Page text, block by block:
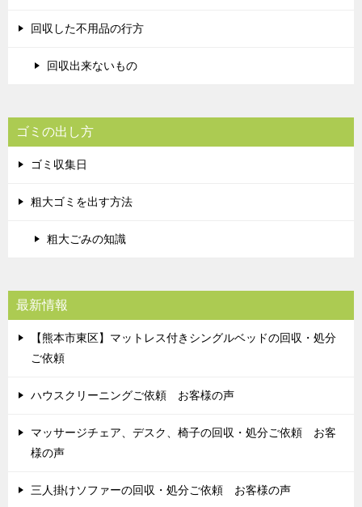
回収した不用品の行方
回収出来ないもの
ゴミの出し方
ゴミ収集日
粗大ゴミを出す方法
粗大ごみの知識
最新情報
【熊本市東区】マットレス付きシングルベッドの回収・処分
ご依頼
ハウスクリーニングご依頼 お客様の声
マッサージチェア、デスク、椅子の回収・処分ご依頼 お客
様の声
三人掛けソファーの回収・処分ご依頼 お客様の声